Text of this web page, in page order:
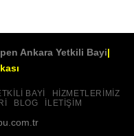
Ankara Yetkili Bayi|
BAYI
HIZMETLERIMIZ
BLOG İLETIŞIM